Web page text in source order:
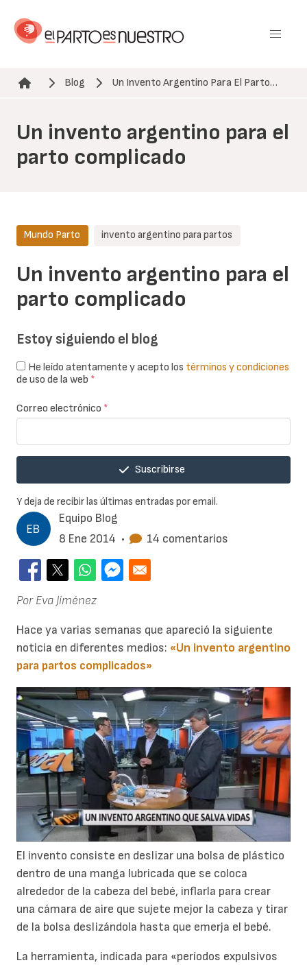
contenido
Ruta de navegación
Blog Un Invento Argentino Para El Parto…
Un invento argentino para el
parto complicado
Equipo Blog
8 Ene 2014 • 14 comentarios
Un invento argentino para el
parto complicado
Mundo Parto invento argentino para partos
Por Eva Jiménez
Hace ya varias semanas que apareció la siguiente
noticia en diferentes medios: «Un invento argentino
para partos complicados»
El invento consiste en deslizar una bolsa de plástico
dentro de una manga lubricada que se coloca
alrededor de la cabeza del bebé, inflarla para crear
una cámara de aire que sujete mejor la cabeza y tirar
de la bolsa deslizándola hasta que emerja el bebé.
La herramienta, indicada para «períodos expulsivos
Estoy siguiendo el blog
He leído atentamente y acepto los términos y condiciones
de uso de la web *
Correo electrónico *
Suscribirse
Y deja de recibir las últimas entradas por email.